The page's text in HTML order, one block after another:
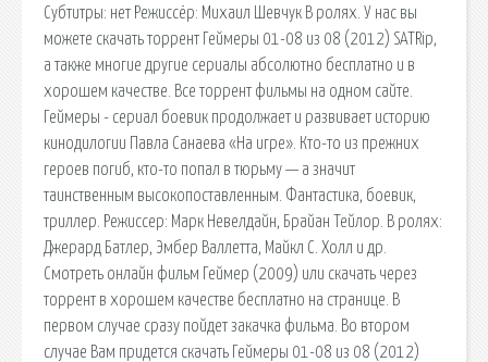
Субтитры: нет Режиссёр: Михаил Шевчук В ролях. У нас вы
можете скачать торрент Геймеры 01-08 из 08 (2012) SATRip,
а также многие другие сериалы абсолютно бесплатно и в
хорошем качестве. Все торрент фильмы на одном сайте.
Геймеры - сериал боевик продолжает и развивает историю
кинодилогии Павла Санаева «На игре». Кто-то из прежних
героев погиб, кто-то попал в тюрьму — а значит
таинственным высокопоставленным. Фантастика, боевик,
триллер. Режиссер: Марк Невелдайн, Брайан Тейлор. В ролях:
Джерард Батлер, Эмбер Валлетта, Майкл С. Холл и др.
Смотреть онлайн фильм Геймер (2009) или скачать через
торрент в хорошем качестве бесплатно на странице. В
первом случае сразу пойдет закачка фильма. Во втором
случае Вам придется скачать Геймеры 01-08 из 08 (2012)